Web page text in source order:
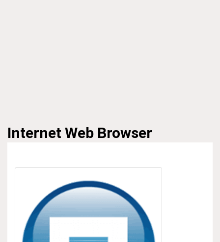
Internet Web Browser